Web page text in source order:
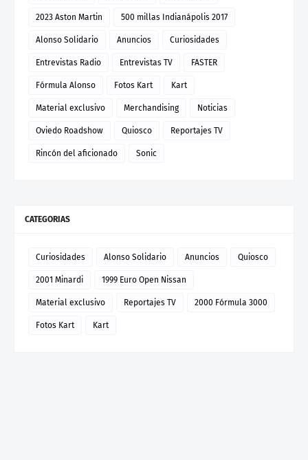
2023 Aston Martin 500 millas Indianápolis 2017
Alonso Solidario Anuncios Curiosidades
Entrevistas Radio Entrevistas TV FASTER
Fórmula Alonso Fotos Kart Kart
Material exclusivo Merchandising Noticias
Oviedo Roadshow Quiosco Reportajes TV
Rincón del aficionado Sonic
CATEGORIAS
Curiosidades Alonso Solidario Anuncios Quiosco
2001 Minardi 1999 Euro Open Nissan
Material exclusivo Reportajes TV 2000 Fórmula 3000
Fotos Kart Kart